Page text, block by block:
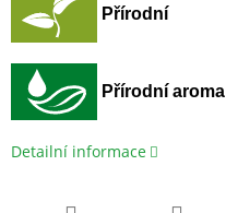
Přírodní
Přírodní aroma
Detailní informace